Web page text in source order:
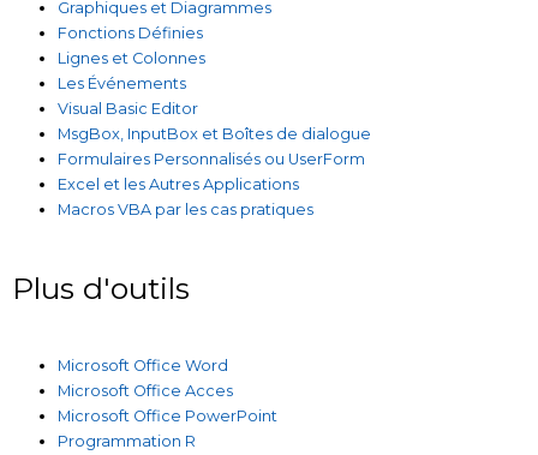
Graphiques et Diagrammes
Fonctions Définies
Lignes et Colonnes
Les Événements
Visual Basic Editor
MsgBox, InputBox et Boîtes de dialogue
Formulaires Personnalisés ou UserForm
Excel et les Autres Applications
Macros VBA par les cas pratiques
Plus d'outils
Microsoft Office Word
Microsoft Office Acces
Microsoft Office PowerPoint
Programmation R